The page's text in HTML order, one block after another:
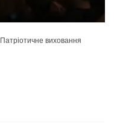
Патріотичне виховання